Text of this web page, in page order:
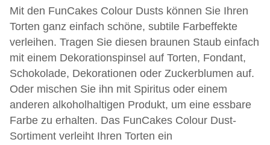
Mit den FunCakes Colour Dusts können Sie Ihren
Torten ganz einfach schöne, subtile Farbeffekte
verleihen. Tragen Sie diesen braunen Staub einfach
mit einem Dekorationspinsel auf Torten, Fondant,
Schokolade, Dekorationen oder Zuckerblumen auf.
Oder mischen Sie ihn mit Spiritus oder einem
anderen alkoholhaltigen Produkt, um eine essbare
Farbe zu erhalten. Das FunCakes Colour Dust-
Sortiment verleiht Ihren Torten ein